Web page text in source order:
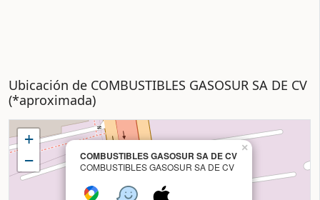
Ubicación de COMBUSTIBLES GASOSUR SA DE CV
(*aproximada)
COMBUSTIBLES GASOSUR SA DE CV
COMBUSTIBLES GASOSUR SA DE CV
×
+
−